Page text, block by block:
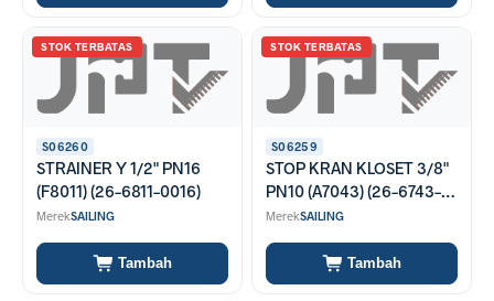
STOK TERBATAS
S06260
STRAINER Y 1/2" PN16
(F8011) (26-6811-0016)
MerekSAILING
Tambah
STOK TERBATAS
S06259
STOP KRAN KLOSET 3/8"
PN10 (A7043) (26-6743-
0012)
MerekSAILING
Tambah